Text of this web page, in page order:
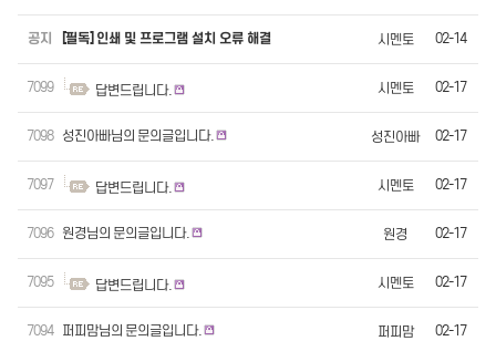
공지 [필독] 인쇄 및 프로그램 설치 오류 해결 시멘토 02-14
7099 답변드립니다. 시멘토 02-17
7098 성진아빠님의 문의글입니다. 성진아빠 02-17
7097 답변드립니다. 시멘토 02-17
7096 원경님의 문의글입니다. 원경 02-17
7095 답변드립니다. 시멘토 02-17
7094 퍼피맘님의 문의글입니다. 퍼피맘 02-17